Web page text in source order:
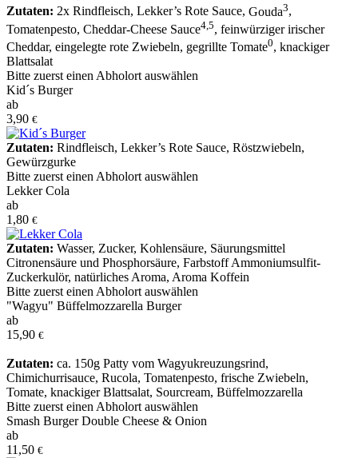
Zutaten: 2x Rindfleisch, Lekker’s Rote Sauce, Gouda3,
Tomatenpesto, Cheddar-Cheese Sauce4 5, feinwürziger irischer
Cheddar, eingelegte rote Zwiebeln, gegrillte Tomate0, knackiger
Blattsalat
Bitte zuerst einen Abholort auswählen
Kid´s Burger
ab
3,90 €
Zutaten: Rindfleisch, Lekker’s Rote Sauce, Röstzwiebeln,
Gewürzgurke
Bitte zuerst einen Abholort auswählen
Lekker Cola
ab
1,80 €
Zutaten: Wasser, Zucker, Kohlensäure, Säurungsmittel
Citronensäure und Phosphorsäure, Farbstoff Ammoniumsulfit-
Zuckerkulör, natürliches Aroma, Aroma Koffein
Bitte zuerst einen Abholort auswählen
"Wagyu" Büffelmozzarella Burger
ab
15,90 €
Zutaten: ca. 150g Patty vom Wagyukreuzungsrind,
Chimichurrisauce, Rucola, Tomatenpesto, frische Zwiebeln,
Tomate, knackiger Blattsalat, Sourcream, Büffelmozzarella
Bitte zuerst einen Abholort auswählen
Smash Burger Double Cheese & Onion
ab
11,50 €